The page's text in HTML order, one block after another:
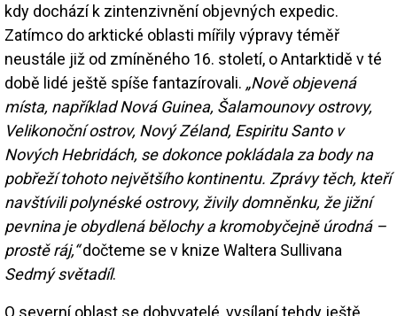
kdy dochází k zintenzivnění objevných expedic.
Zatímco do arktické oblasti mířily výpravy téměř
neustále již od zmíněného 16. století, o Antarktidě v té
době lidé ještě spíše fantazírovali. „Nově objevená
místa, například Nová Guinea, Šalamounovy ostrovy,
Velikonoční ostrov, Nový Zéland, Espiritu Santo v
Nových Hebridách, se dokonce pokládala za body na
pobřeží tohoto největšího kontinentu. Zprávy těch, kteří
navštívili polynéské ostrovy, živily domněnku, že jižní
pevnina je obydlená bělochy a kromobyčejně úrodná –
prostě ráj,“dočteme se v knize Waltera Sullivana
Sedmý světadíl.
O severní oblast se dobyvatelé, vysílaní tehdy ještě